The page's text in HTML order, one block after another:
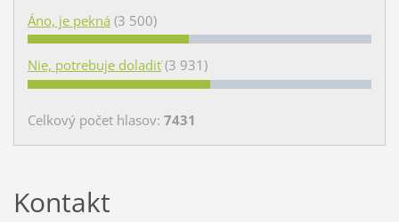
Áno, je pekná (3 500)
Nie, potrebuje doladiť (3 931)
Celkový počet hlasov: 7431
Kontakt